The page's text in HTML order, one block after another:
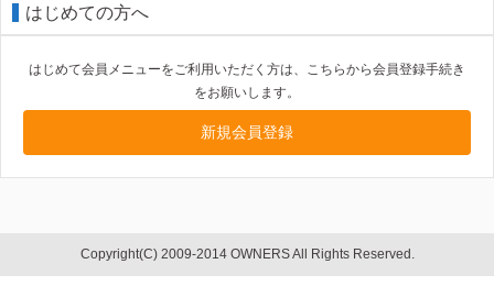
はじめての方へ
はじめて会員メニューをご利用いただく方は、こちらから会員登録手続き
をお願いします。
新規会員登録
Copyright(C) 2009-2014 OWNERS All Rights Reserved.